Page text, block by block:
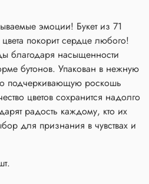
эмоции! Букет из 71
покорит сердце любого!
благодаря насыщенности
бутонов. Упакован в нежную
подчеркивающую роскошь
цветов сохранится надолго
радость каждому, кто их
для признания в чувствах и